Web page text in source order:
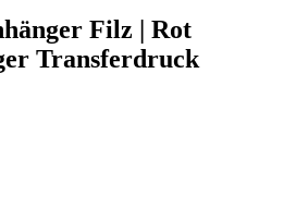
Filz | Rot
Transferdruck